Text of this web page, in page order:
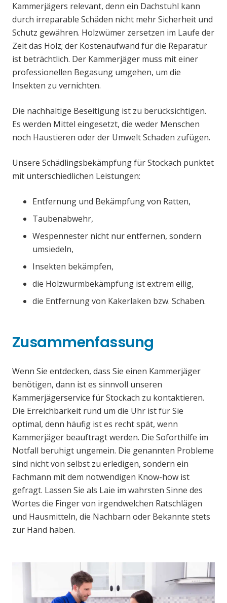
Kammerjägers relevant, denn ein Dachstuhl kann
durch irreparable Schäden nicht mehr Sicherheit und
Schutz gewähren. Holzwümer zersetzen im Laufe der
Zeit das Holz; der Kostenaufwand für die Reparatur
ist beträchtlich. Der Kammerjäger muss mit einer
professionellen Begasung umgehen, um die
Insekten zu vernichten.
Die nachhaltige Beseitigung ist zu berücksichtigen.
Es werden Mittel eingesetzt, die weder Menschen
noch Haustieren oder der Umwelt Schaden zufügen.
Unsere Schädlingsbekämpfung für Stockach punktet
mit unterschiedlichen Leistungen:
Entfernung und Bekämpfung von Ratten,
Taubenabwehr,
Wespennester nicht nur entfernen, sondern
umsiedeln,
Insekten bekämpfen,
die Holzwurmbekämpfung ist extrem eilig,
die Entfernung von Kakerlaken bzw. Schaben.
Zusammenfassung
Wenn Sie entdecken, dass Sie einen Kammerjäger
benötigen, dann ist es sinnvoll unseren
Kammerjägerservice für Stockach zu kontaktieren.
Die Erreichbarkeit rund um die Uhr ist für Sie
optimal, denn häufig ist es recht spät, wenn
Kammerjäger beauftragt werden. Die Soforthilfe im
Notfall beruhigt ungemein. Die genannten Probleme
sind nicht von selbst zu erledigen, sondern ein
Fachmann mit dem notwendigen Know-how ist
gefragt. Lassen Sie als Laie im wahrsten Sinne des
Wortes die Finger von irgendwelchen Ratschlägen
und Hausmitteln, die Nachbarn oder Bekannte stets
zur Hand haben.